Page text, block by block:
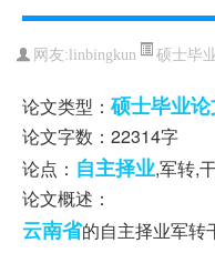
网友: linbingkun 硕士毕
论文类型：硕士毕业
论文字数：22314字
论点： 自主择业,军转,
论文概述：
云南省的自主择业军转